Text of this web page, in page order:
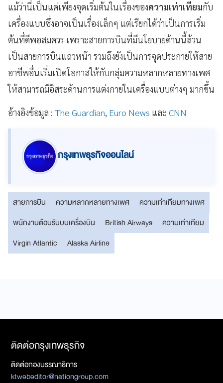
แม้ว่านี่เป็นแค่เพียงจุดเริ่มต้นในเรื่องของความเท่าเทียมกับ
เครื่องแบบซึ่งอาจเป็นเรื่องเล็กๆ แต่เรียกได้ว่าเป็นการเริ่ม
ต้นที่ดีพอสมควร เพราะสายการบินที่มีนโยบายด้านนี้ล้วน
เป็นสายการบินแถวหน้า รวมถึงยังเป็นการจุดประกายให้สาย
อาชีพอื่นเริ่มเปิดโอกาสให้กับกลุ่มความหลากหลายทางเพศ
ให้สามารถมีอิสระด้านการแต่งกายในเครื่องแบบต่างๆ มากขึ้น
อ้างอิงข้อมูล : The Guardian, Euro News และ CNN
กรุงเทพธุรกิจออนไลน์
สายการบิน ความหลากหลายทางเพศ
ความเท่าเทียมทางเพศ
พนักงานต้อนรับบนเครื่องบิน
British Airways
ความเท่าเทียม
Virgin Atlantic
Alaska Airline
ติดต่อกรุงเทพธุรกิจ
ติดต่อกองบรรณาธิการ
ktwebeditor@nationgroup.com